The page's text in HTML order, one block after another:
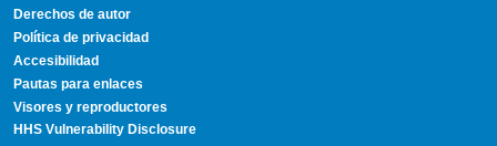
Derechos de autor
Política de privacidad
Accesibilidad
Pautas para enlaces
Visores y reproductores
HHS Vulnerability Disclosure